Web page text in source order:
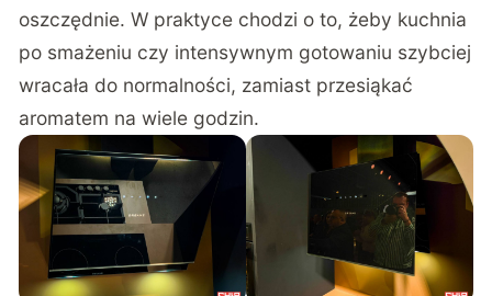
oszczędnie. W praktyce chodzi o to, żeby kuchnia
po smażeniu czy intensywnym gotowaniu szybciej
wracała do normalności, zamiast przesiąkać
aromatem na wiele godzin.